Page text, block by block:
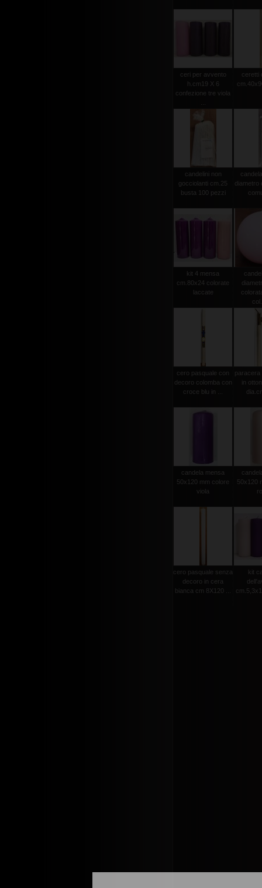
ceri per avvento
h.cm19 X 6
confezione tre viola
ceretti
candelini non
gocciolanti cm.25
busta 100 pezzi
diametro
kit 4 mensa
cm.80x24 colorate
laccate
cero pasquale con
decoro colomba con
croce blu in ...
in
candela mensa
50x120 mm colore
viola
50x120
cero pasquale senza
decoro in cera
bianca cm 8X120 ...
kit